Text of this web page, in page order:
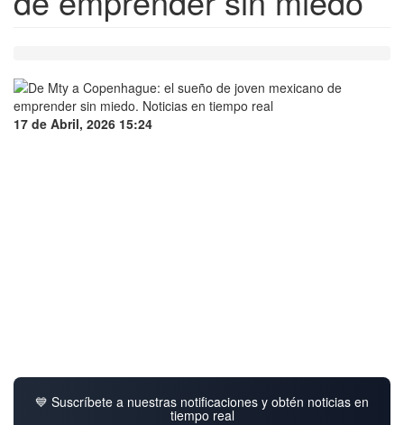
17 de Abril, 2026 15:24
💙 Suscríbete a nuestras notificaciones y obtén noticias en
tiempo real